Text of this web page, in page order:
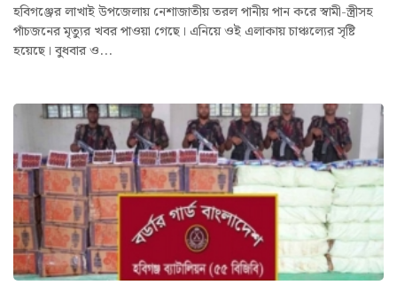
হবিগঞ্জের লাখাই উপজেলায় নেশাজাতীয় তরল পানীয় পান করে স্বামী-স্ত্রীসহ
পাঁচজনের মৃত্যুর খবর পাওয়া গেছে। এনিয়ে ওই এলাকায় চাঞ্চল্যের সৃষ্টি
হয়েছে। বুধবার ও...